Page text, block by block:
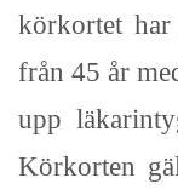
körkortet har
från 45 år
upp
Körkorten